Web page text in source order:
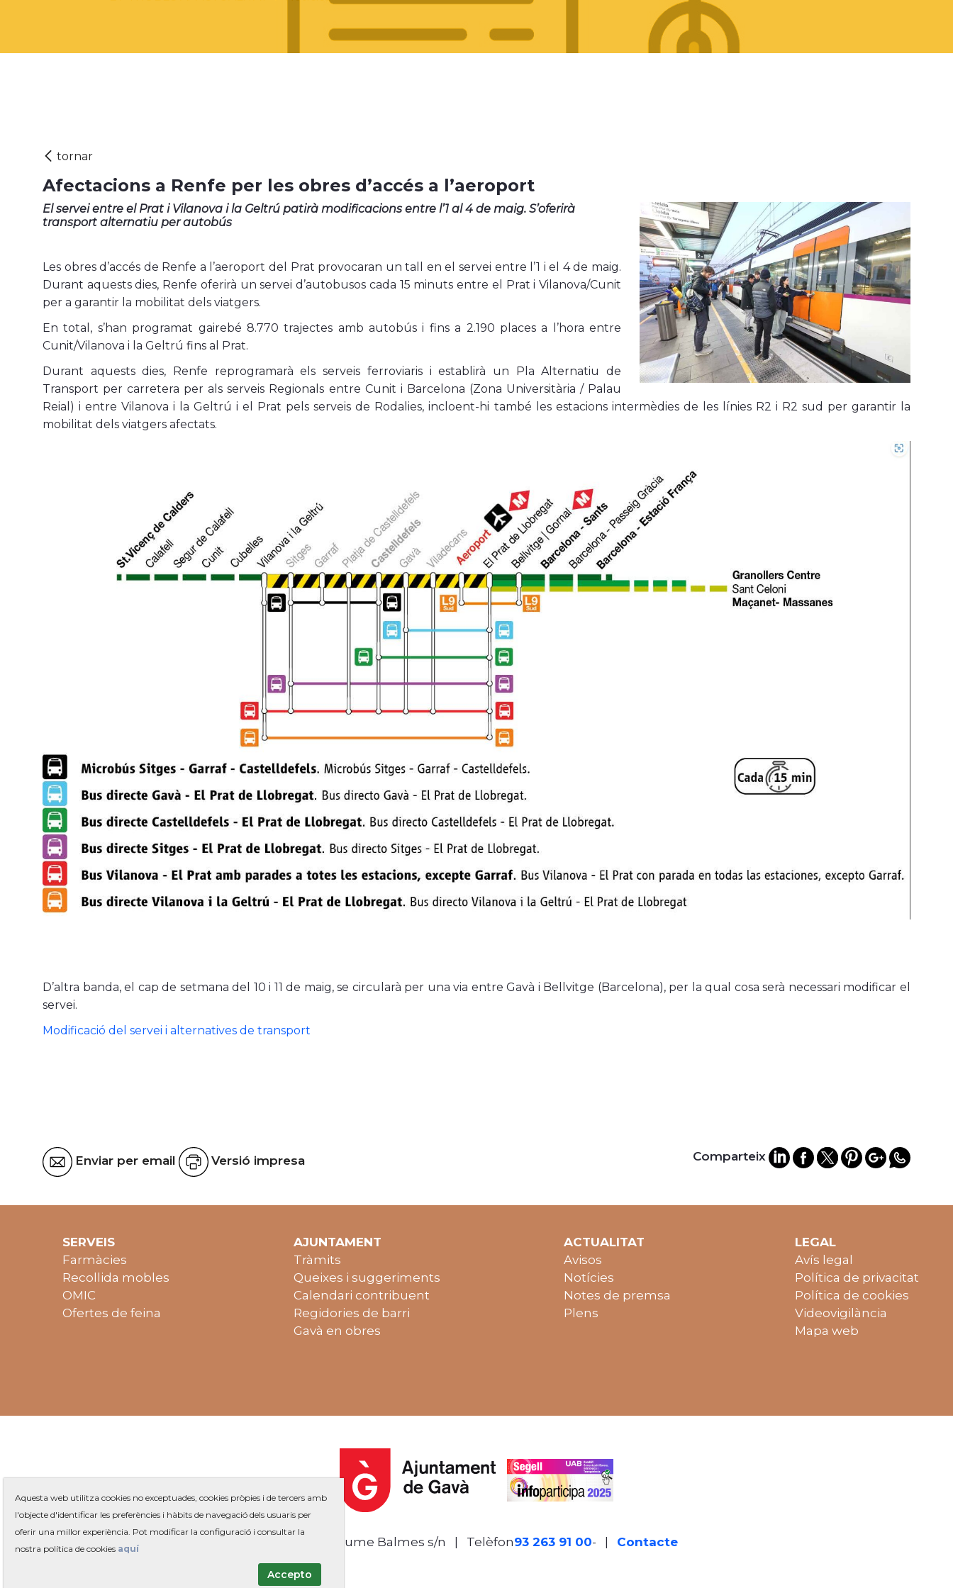
Afectacions a Renfe per les obres d’accés a l’aeroport
El servei entre el Prat i Vilanova i la Geltrú patirà modificacions entre l’1 al 4 de maig. S’oferirà
transport alternatiu per autobús
Les obres d’accés de Renfe a l’aeroport del Prat provocaran un tall en el servei entre l’1 i el 4 de maig.
Durant aquests dies, Renfe oferirà un servei d’autobusos cada 15 minuts entre el Prat i Vilanova/Cunit
per a garantir la mobilitat dels viatgers.
En total, s’han programat gairebé 8.770 trajectes amb autobús i fins a 2.190 places a l’hora entre
Cunit/Vilanova i la Geltrú fins al Prat.
Durant aquests dies, Renfe reprogramarà els serveis ferroviaris i establirà un Pla Alternatiu de
Transport per carretera per als serveis Regionals entre Cunit i Barcelona (Zona Universitària / Palau
Reial) i entre Vilanova i la Geltrú i el Prat pels serveis de Rodalies, incloent-hi també les estacions intermèdies de les línies R2 i R2 sud per garantir la
mobilitat dels viatgers afectats.
D’altra banda, el cap de setmana del 10 i 11 de maig, se circularà per una via entre Gavà i Bellvitge (Barcelona), per la qual cosa serà necessari modificar el
servei.
Modificació del servei i alternatives de transport
Enviar per email Versió impresa Comparteix
SERVEIS
Farmàcies
Recollida mobles
OMIC
Ofertes de feina
AJUNTAMENT
Tràmits
Queixes i suggeriments
Calendari contribuent
Regidories de barri
Gavà en obres
ACTUALITAT
Avisos
Notícies
Notes de premsa
Plens
LEGAL
Avís legal
Política de privacitat
Política de cookies
Videovigilància
Mapa web
Plaça de Jaume Balmes s/n | Telèfon93 263 91 00- Telèfon gratuït:
| Contacte
Aquesta web utilitza cookies no exceptuades, cookies pròpies i de tercers amb
l'objecte d'identificar les preferències i hàbits de navegació dels usuaris per
oferir una millor experiència. Pot modificar la configuració i consultar la
nostra política de cookies aquí
Accepto